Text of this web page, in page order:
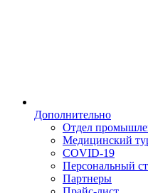
Дополнительно
Отдел
Медицинский
COVID-19
Персональный
Партнеры